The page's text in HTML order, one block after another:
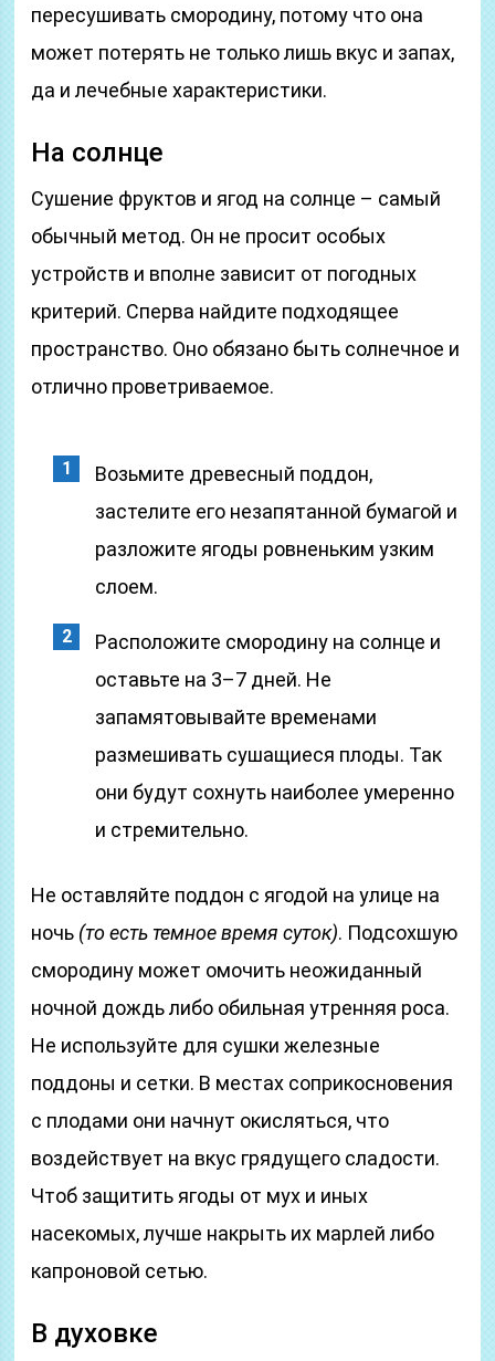
пересушивать смородину, потому что она
может потерять не только лишь вкус и запах,
да и лечебные характеристики.
На солнце
Сушение фруктов и ягод на солнце – самый
обычный метод. Он не просит особых
устройств и вполне зависит от погодных
критерий. Сперва найдите подходящее
пространство. Оно обязано быть солнечное и
отлично проветриваемое.
Возьмите древесный поддон,
застелите его незапятанной бумагой и
разложите ягоды ровненьким узким
слоем.
Расположите смородину на солнце и
оставьте на 3–7 дней. Не
запамятовывайте временами
размешивать сушащиеся плоды. Так
они будут сохнуть наиболее умеренно
и стремительно.
Не оставляйте поддон с ягодой на улице на
ночь (то есть темное время суток). Подсохшую
смородину может омочить неожиданный
ночной дождь либо обильная утренняя роса.
Не используйте для сушки железные
поддоны и сетки. В местах соприкосновения
с плодами они начнут окисляться, что
воздействует на вкус грядущего сладости.
Чтоб защитить ягоды от мух и иных
насекомых, лучше накрыть их марлей либо
капроновой сетью.
В духовке